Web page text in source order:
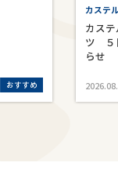
おすすめ
カステ
カス
ツ ５
らせ